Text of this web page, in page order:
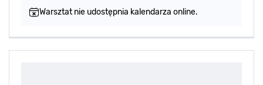
Warsztat nie udostępnia kalendarza online.